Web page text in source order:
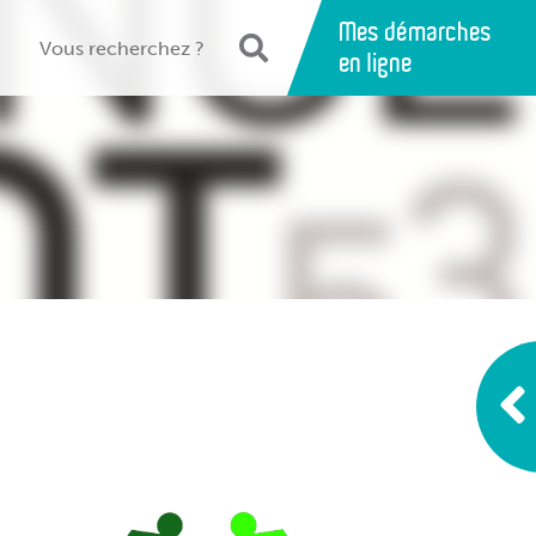
Mes démarches
en ligne